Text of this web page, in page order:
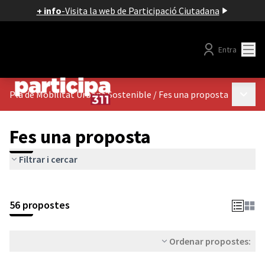
+ info-Visita la web de Participació Ciutadana
Entra
Pla de Mobilitat Urbana Sostenible / Fes una proposta
Fes una proposta
Filtrar i cercar
56 propostes
Ordenar propostes: